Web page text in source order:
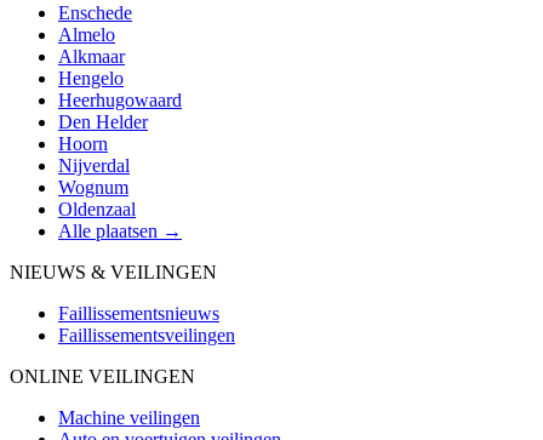
Enschede
Almelo
Alkmaar
Hengelo
Heerhugowaard
Den Helder
Hoorn
Nijverdal
Wognum
Oldenzaal
Alle plaatsen →
NIEUWS & VEILINGEN
Faillissementsnieuws
Faillissementsveilingen
ONLINE VEILINGEN
Machine veilingen